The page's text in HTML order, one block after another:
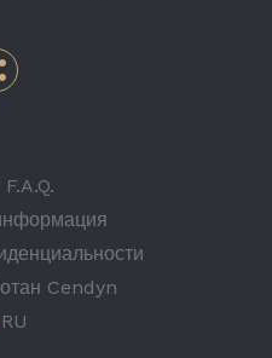
Cendyn
RU